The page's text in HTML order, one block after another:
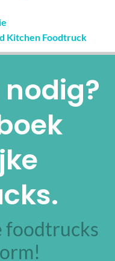
Kitchen Foodtruck
foodtrucks